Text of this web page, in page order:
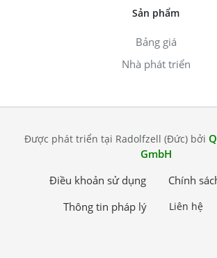
Sản phẩm
Bảng giá
Nhà phát triển
Được phát triển tại Radolfzell (Đức) bởi
GmbH
Điều khoản sử dụng
Chính
Thông tin pháp lý
Liên hệ